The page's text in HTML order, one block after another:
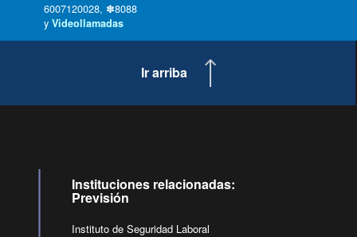
6007120028, ✽8088
y Videollamadas
Ir arriba
Instituciones relacionadas:
Previsión
Instituto de Seguridad Laboral